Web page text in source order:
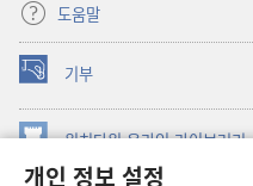
개인 정보 설정
도움말
기부
(새로운
창
열기) 워치타워 온라인 라이브러리
창